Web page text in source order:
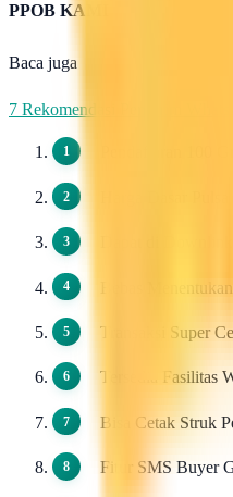
PPOB KAMI
Baca juga
7 Rekomendasi Pengirim
Bebas
Transaksi Super
Tersedia Fasilitas
Bisa Cetak Struk
Fitur SMS Buyer